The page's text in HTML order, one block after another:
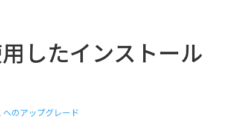
したインストール
のアップグレード